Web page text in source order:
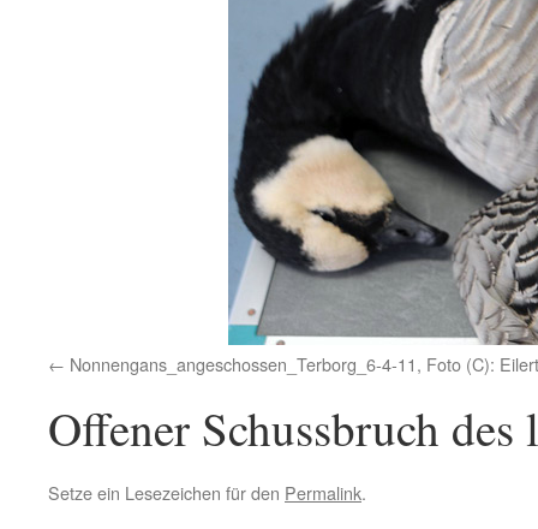
Nonnengans_angeschossen_Terborg_6-4-11, Foto (C):
Offener Schussbruch
Setze ein Lesezeichen für den Permalink.